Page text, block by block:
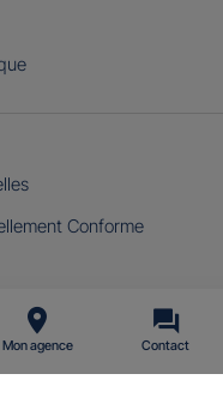
Mon agence Contact
Conforme